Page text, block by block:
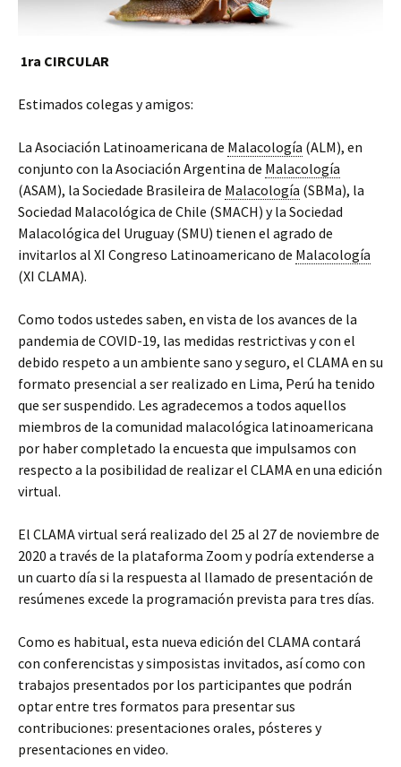
1ra CIRCULAR
Estimados colegas y amigos:
La Asociación Latinoamericana de Malacología (ALM), en
conjunto con la Asociación Argentina de Malacología
(ASAM), la Sociedade Brasileira de Malacología (SBMa), la
Sociedad Malacológica de Chile (SMACH) y la Sociedad
Malacológica del Uruguay (SMU) tienen el agrado de
invitarlos al XI Congreso Latinoamericano de Malacología
(XI CLAMA).
Como todos ustedes saben, en vista de los avances de la
pandemia de COVID-19, las medidas restrictivas y con el
debido respeto a un ambiente sano y seguro, el CLAMA en su
formato presencial a ser realizado en Lima, Perú ha tenido
que ser suspendido. Les agradecemos a todos aquellos
miembros de la comunidad malacológica latinoamericana
por haber completado la encuesta que impulsamos con
respecto a la posibilidad de realizar el CLAMA en una edición
virtual.
El CLAMA virtual será realizado del 25 al 27 de noviembre de
2020 a través de la plataforma Zoom y podría extenderse a
un cuarto día si la respuesta al llamado de presentación de
resúmenes excede la programación prevista para tres días.
Como es habitual, esta nueva edición del CLAMA contará
con conferencistas y simposistas invitados, así como con
trabajos presentados por los participantes que podrán
optar entre tres formatos para presentar sus
contribuciones: presentaciones orales, pósteres y
presentaciones en video.